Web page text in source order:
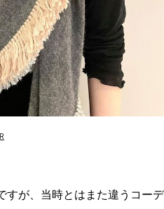
が、当時とはまた違うコーデ